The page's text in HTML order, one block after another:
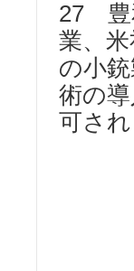
27 豊
業、
の小
術の
可され